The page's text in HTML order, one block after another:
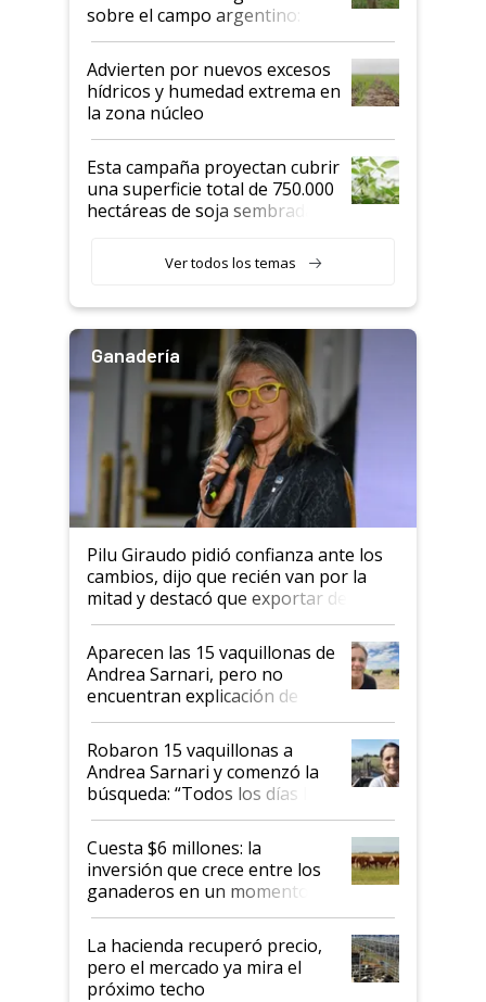
sobre el campo argentino:
"Estoy muy impresionado"
Advierten por nuevos excesos
hídricos y humedad extrema en
la zona núcleo
Esta campaña proyectan cubrir
una superficie total de 750.000
hectáreas de soja sembradas
variedades que marcan un
salto tecnológico en genética y
Ver todos los temas
Ganadería
Pilu Giraudo pidió confianza ante los
cambios, dijo que recién van por la
mitad y destacó que exportar dejó de
ser "para unos pocos": "Tenemos un
mandato muy claro del gobierno
nacional"
Aparecen las 15 vaquillonas de
Andrea Sarnari, pero no
encuentran explicación de
cómo llegaron allí
Robaron 15 vaquillonas a
Andrea Sarnari y comenzó la
búsqueda: “Todos los días le
toca a algún productor”
Cuesta $6 millones: la
inversión que crece entre los
ganaderos en un momento
histórico para la actividad
La hacienda recuperó precio,
pero el mercado ya mira el
próximo techo